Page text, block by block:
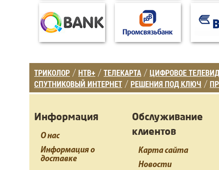
ТРИКОЛОР / НТВ+ / ТЕЛЕКАРТА / ЦИФРОВОЕ
СПУТНИКОВЫЙ ИНТЕРНЕТ / РЕШЕНИЯ ПОД КЛЮЧ /
Информация
О нас
Информация о
доставке
Обслуживание
клиентов
Карта сайта
Новости